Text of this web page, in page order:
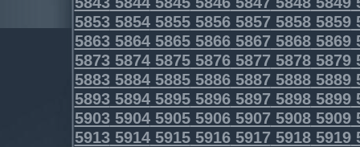
5853585458555856585758585859
5863586458655866586758685869
5873587458755876587758785879
5883588458855886588758885889
5893589458955896589758985899
5903590459055906590759085909
5913591459155916591759185919